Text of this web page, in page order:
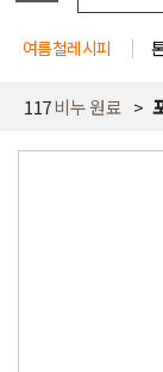
여름철레시피
117비누 원료